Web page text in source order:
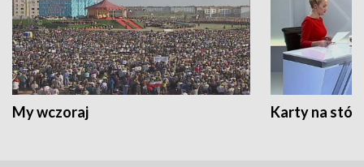
My wczoraj Karty na